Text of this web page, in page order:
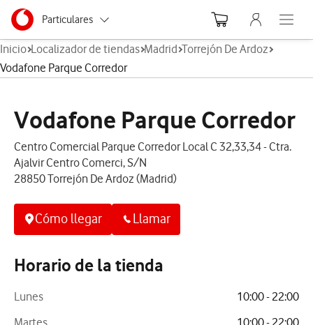
Ir a la pagina principal de vodafone.es
Menu navegación Segmento
Particulares
Autónomos
Grandes empresas
Menu
Abre el
Inicio Localizador de tiendas Madrid Torrejón De Ardoz
Vodafone Parque Corredor
Vodafone Parque Corredor
Centro Comercial Parque Corredor Local C 32,33,34 - Ctra.
Ajalvir Centro Comerci, S/N
28850 Torrejón De Ardoz (Madrid)
Cómo llegar Llamar
Horario de la tienda
Lunes
10:00 - 22:00
Martes
10:00 - 22:00